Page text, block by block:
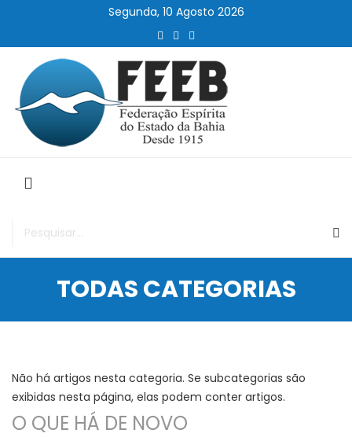
Segunda, 10 Agosto 2026
TODAS CATEGORIAS
Não há artigos nesta categoria. Se subcategorias são
exibidas nesta página, elas podem conter artigos.
O QUE HÁ DE NOVO